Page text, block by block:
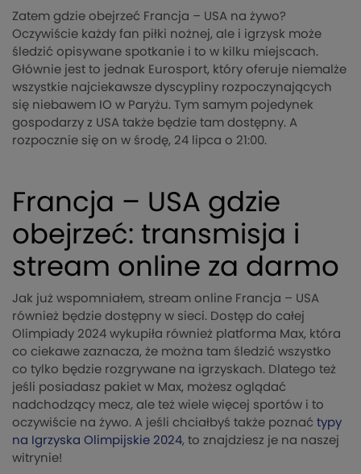
Zatem gdzie obejrzeć Francja – USA na żywo?
Oczywiście każdy fan piłki nożnej, ale i igrzysk może
śledzić opisywane spotkanie i to w kilku miejscach.
Głównie jest to jednak Eurosport, który oferuje niemalże
wszystkie najciekawsze dyscypliny rozpoczynających
się niebawem IO w Paryżu. Tym samym pojedynek
gospodarzy z USA także będzie tam dostępny. A
rozpocznie się on w środę, 24 lipca o 21:00.
Francja – USA gdzie
obejrzeć: transmisja i
stream online za darmo
Jak już wspomniałem, stream online Francja – USA
również będzie dostępny w sieci. Dostęp do całej
Olimpiady 2024 wykupiła również platforma Max, która
co ciekawe zaznacza, że można tam śledzić wszystko
co tylko będzie rozgrywane na igrzyskach. Dlatego też
jeśli posiadasz pakiet w Max, możesz oglądać
nadchodzący mecz, ale też wiele więcej sportów i to
oczywiście na żywo. A jeśli chciałbyś także poznać typy
na Igrzyska Olimpijskie 2024, to znajdziesz je na naszej
witrynie!